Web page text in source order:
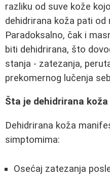
razliku od suve kože
dehidrirana koža pati od
Paradoksalno, čak i
biti dehidrirana, što
stanja - zatezanja,
prekomernog lučenja
Šta je dehidrirana
Dehidrirana koža
simptomima:
Osećaj zatezanja